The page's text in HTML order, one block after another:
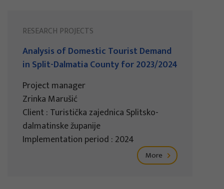
RESEARCH PROJECTS
Analysis of Domestic Tourist Demand
in Split-Dalmatia County for 2023/2024
Project manager
Zrinka Marušić
Client : Turistička zajednica Splitsko-
dalmatinske županije
Implementation period : 2024
More